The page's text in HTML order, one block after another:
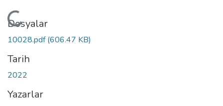
Yükleniyor...
Dosyalar
10028.pdf(606.47 KB)
Tarih
2022
Yazarlar